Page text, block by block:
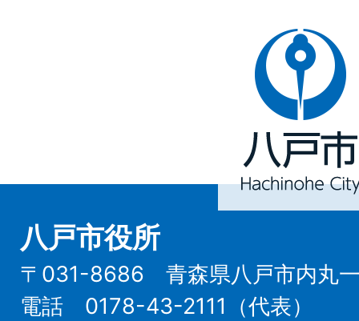
八
戸
Hachinohe
City
八戸市役所
〒031-8686 青森県八戸市内丸一
電話 0178-43-2111（代表）